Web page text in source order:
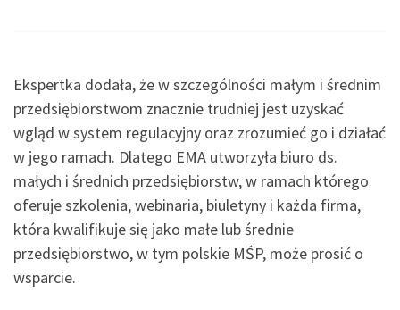
Ekspertka dodała, że w szczególności małym i średnim
przedsiębiorstwom znacznie trudniej jest uzyskać
wgląd w system regulacyjny oraz zrozumieć go i działać
w jego ramach. Dlatego EMA utworzyła biuro ds.
małych i średnich przedsiębiorstw, w ramach którego
oferuje szkolenia, webinaria, biuletyny i każda firma,
która kwalifikuje się jako małe lub średnie
przedsiębiorstwo, w tym polskie MŚP, może prosić o
wsparcie.